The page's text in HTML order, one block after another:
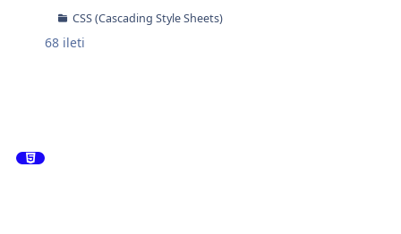
CSS (Cascading Style Sheets)
68 ileti